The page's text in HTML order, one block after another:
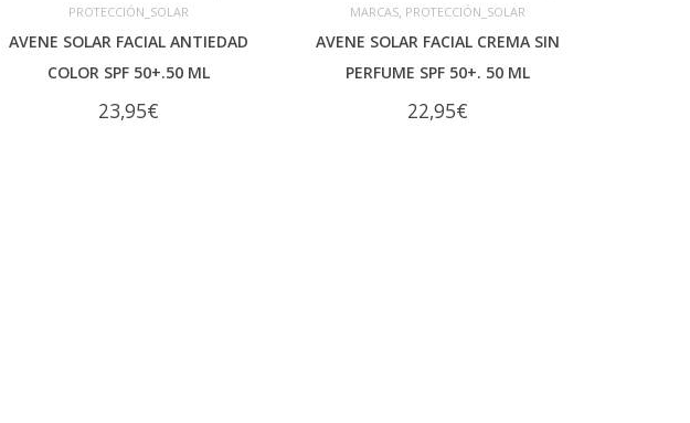
PROTECCIÓN_SOLAR
AVENE SOLAR FACIAL ANTIEDAD
COLOR SPF 50+.50 ML
23,95€
MARCAS PROTECCIÓN_SOLAR
AVENE SOLAR FACIAL CREMA SIN
PERFUME SPF 50+. 50 ML
22,95€